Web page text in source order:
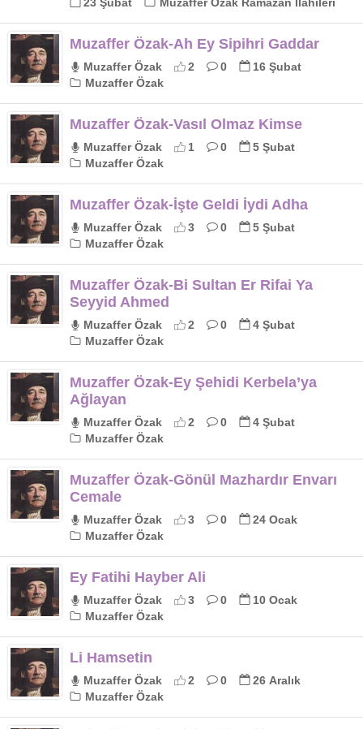
Muzaffer Özak-Ah Ey Sipihri Gaddar
Muzaffer Özak 2 0
16 Şubat
Muzaffer Özak
Muzaffer Özak-Vasıl Olmaz Kimse
Muzaffer Özak 1 0
5 Şubat
Muzaffer Özak
Muzaffer Özak-İşte Geldi İydi Adha
Muzaffer Özak 3 0
5 Şubat
Muzaffer Özak
Muzaffer Özak-Bi Sultan Er Rifai Ya
Seyyid Ahmed
Muzaffer Özak 2 0
4 Şubat
Muzaffer Özak
Muzaffer Özak-Ey Şehidi Kerbela’ya
Ağlayan
Muzaffer Özak 2 0
4 Şubat
Muzaffer Özak
Muzaffer Özak-Gönül Mazhardır Envarı
Cemale
Muzaffer Özak 3 0
24 Ocak
Muzaffer Özak
Ey Fatihi Hayber Ali
Muzaffer Özak 3 0
10 Ocak
Muzaffer Özak
Li Hamsetin
Muzaffer Özak 2 0
26 Aralık
Muzaffer Özak